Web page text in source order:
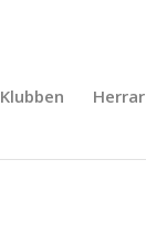
Klubben Herrar